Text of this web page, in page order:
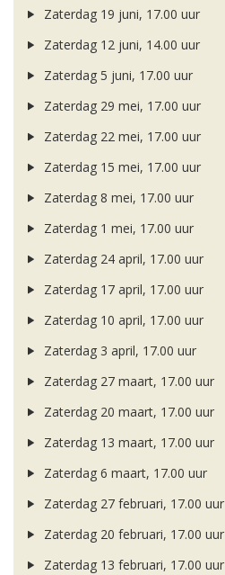
Zaterdag 19 juni, 17.00 uur
Zaterdag 12 juni, 14.00 uur
Zaterdag 5 juni, 17.00 uur
Zaterdag 29 mei, 17.00 uur
Zaterdag 22 mei, 17.00 uur
Zaterdag 15 mei, 17.00 uur
Zaterdag 8 mei, 17.00 uur
Zaterdag 1 mei, 17.00 uur
Zaterdag 24 april, 17.00 uur
Zaterdag 17 april, 17.00 uur
Zaterdag 10 april, 17.00 uur
Zaterdag 3 april, 17.00 uur
Zaterdag 27 maart, 17.00 uur
Zaterdag 20 maart, 17.00 uur
Zaterdag 13 maart, 17.00 uur
Zaterdag 6 maart, 17.00 uur
Zaterdag 27 februari, 17.00 uur
Zaterdag 20 februari, 17.00 uur
Zaterdag 13 februari, 17.00 uur